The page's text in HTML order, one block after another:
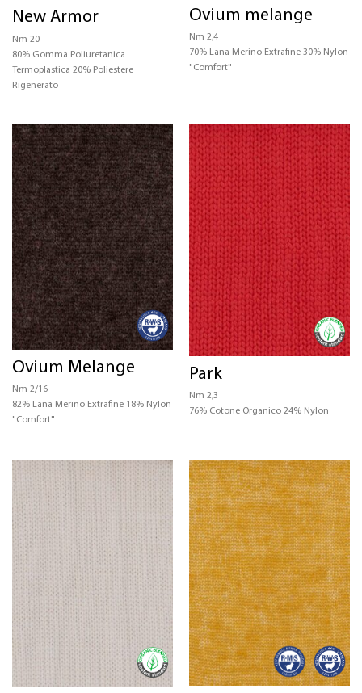
CERTIFICAZIONI
STRUTTURA
COLORE
New Armor
Nm 20
80% Gomma Poliuretanica
Termoplastica 20% Poliestere
Rigenerato
Ovium melange
Nm 2,4
70% Lana Merino Extrafine 30% Nylon
"Comfort"
Ovium Melange
Nm 2/16
82% Lana Merino Extrafine 18% Nylon
"Comfort"
Park
Nm 2,3
76% Cotone Organico 24% Nylon